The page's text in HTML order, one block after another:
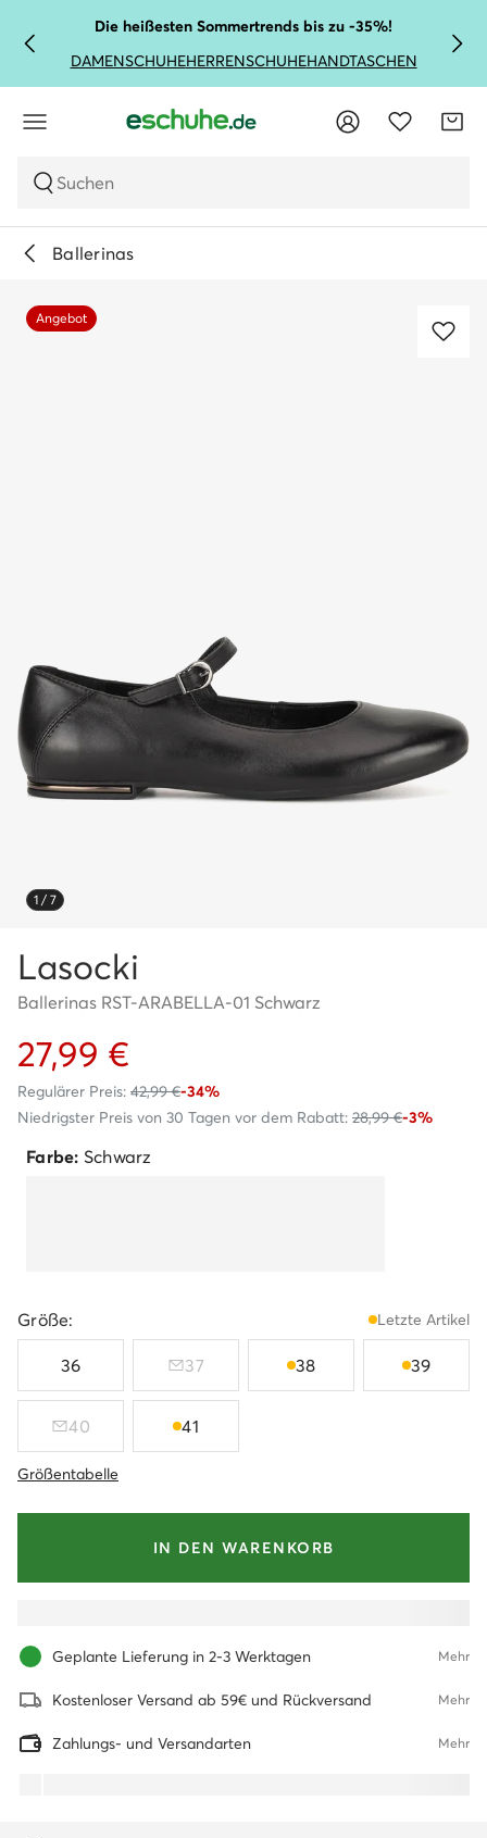
Die heißesten Sommertrends bis zu -35%!
DAMENSCHUHEHERRENSCHUHEHANDTASCHEN
Suchen
Ballerinas
1 / 7
Angebot
Lasocki
Ballerinas RST-ARABELLA-01 Schwarz
27,99 €
Regulärer Preis: 42,99 €-34%
Niedrigster Preis von 30 Tagen vor dem Rabatt: 28,99 €-3%
Farbe: Schwarz
Größe: Letzte Artikel
36 37 38 39
40 41
Größentabelle
IN DEN WARENKORB
Geplante Lieferung in 2-3 Werktagen Mehr
Kostenloser Versand ab 59€ und Rückversand Mehr
Zahlungs- und Versandarten Mehr